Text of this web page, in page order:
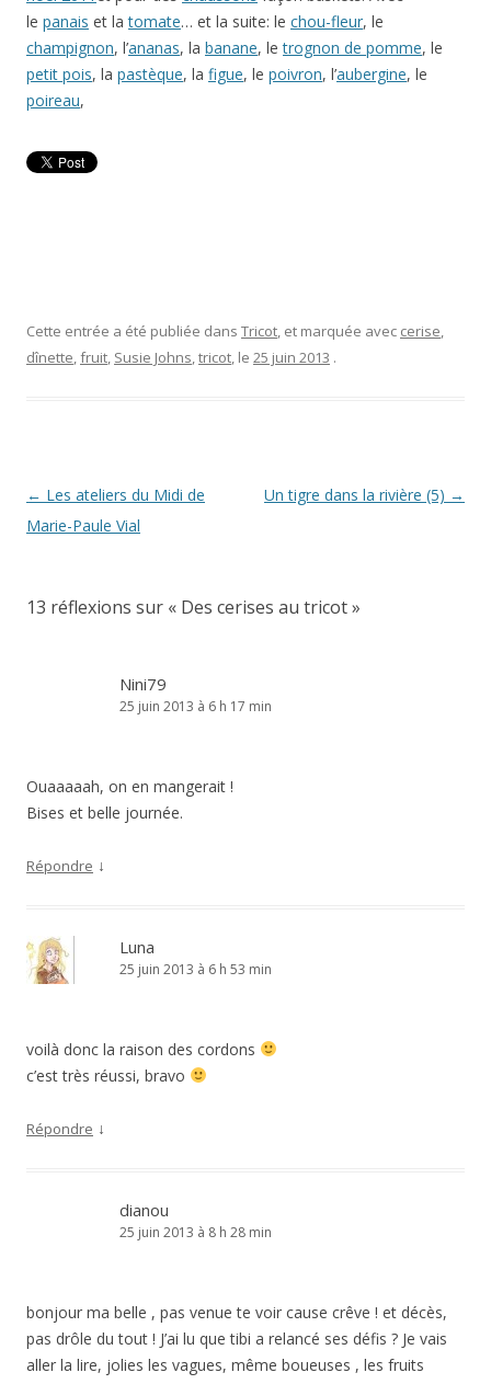
le panais et latomate… et la suite: le chou-fleur, le
champignon, l’ananas, la banane, letrognon de pomme, le
petit pois, la pastèque, la figue, le poivron, l’aubergine, le
poireau,
Cette entrée a été publiée dans Tricot, et marquée avec cerise,
dînette,fruit, Susie Johns,tricot, le 25 juin 2013 .
Navigation
des
← Les ateliers du Midi de
Marie-Paule Vial
Un tigre dans la rivière (5) →
13 réflexions sur « Des cerises au tricot»
Nini79
25 juin 2013 à 6 h 17 min
Ouaaaaah, on en mangerait !
Bises et belle journée.
Répondre ↓
Luna
25 juin 2013 à 6 h 53 min
voilà donc la raison des cordons
c’est très réussi, bravo
Répondre ↓
dianou
25 juin 2013 à 8 h 28 min
bonjour ma belle , pas venue te voir cause crêve ! et décès,
pas drôle du tout ! J’ai lu que tibi a relancé ses défis ? Je vais
aller la lire, jolies les vagues, même boueuses , les fruits